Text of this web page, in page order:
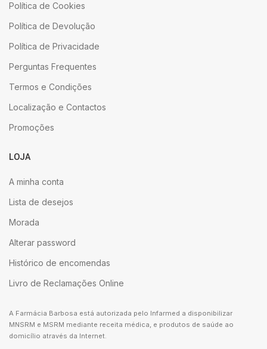
Política de Cookies
Política de Devolução
Política de Privacidade
Perguntas Frequentes
Termos e Condições
Localização e Contactos
Promoções
LOJA
A minha conta
Lista de desejos
Morada
Alterar password
Histórico de encomendas
Livro de Reclamações Online
A Farmácia Barbosa está autorizada pelo Infarmed a disponibilizar
MNSRM e MSRM mediante receita médica, e produtos de saúde ao
domicílio através da Internet.